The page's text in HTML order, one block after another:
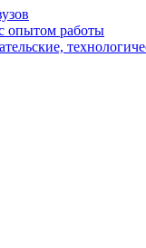
опытом работы